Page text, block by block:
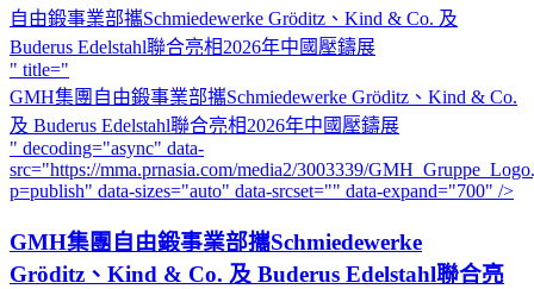
自由鍛事業部攜Schmiedewerke Gröditz、Kind & Co. 及
Buderus Edelstahl聯合亮相2026年中國壓鑄展
" title="
GMH集團自由鍛事業部攜Schmiedewerke Gröditz、Kind & Co.
及 Buderus Edelstahl聯合亮相2026年中國壓鑄展
" decoding="async" data-
src="https://mma.prnasia.com/media2/3003339/
p=publish" data-sizes="auto" data-srcset="" data-expand="700" />
GMH集團自由鍛事業部攜Schmiedewerke
Gröditz、Kind & Co. 及 Buderus Edelstahl聯合亮